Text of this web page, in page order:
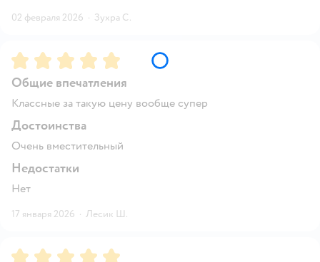
02 февраля 2026 · Зухра С.
Рейтинг:5
Общие впечатления
Классные за такую цену вообще супер
Достоинства
Очень вместительный
Недостатки
Нет
17 января 2026 · Лесик Ш.
Рейтинг:5